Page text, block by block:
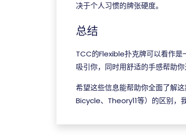
决于个人习惯的牌张硬度。
总结
TCC的Flexible扑克牌可以看作是
吸引你，同时用舒适的手感帮助你
希望这些信息能帮助你全面了解
Bicycle、Theory11等）的区别，